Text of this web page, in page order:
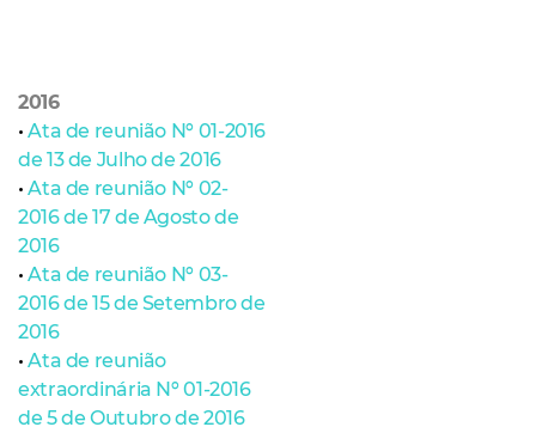
2016
• Ata de reunião Nº 01-2016
de 13 de Julho de 2016
• Ata de reunião Nº 02-
2016 de 17 de Agosto de
2016
• Ata de reunião Nº 03-
2016 de 15 de Setembro de
2016
• Ata de reunião
extraordinária Nº 01-2016
de 5 de Outubro de 2016